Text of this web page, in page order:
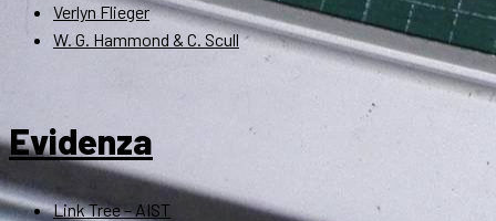
Verlyn Flieger
W. G. Hammond & C. Scull
Evidenza
Link Tree – AIST